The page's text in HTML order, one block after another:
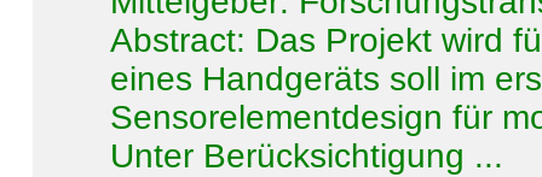
Abstract: Das Projekt wird
eines Handgeräts soll im
Sensorelementdesign für
Unter Berücksichtigung ...